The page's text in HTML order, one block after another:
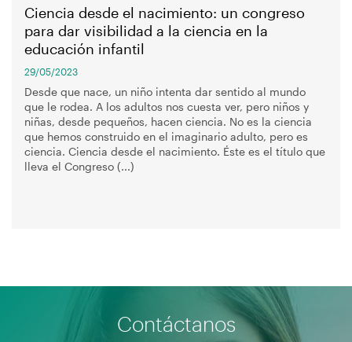
Ciencia desde el nacimiento: un congreso
para dar visibilidad a la ciencia en la
educación infantil
29/05/2023
Desde que nace, un niño intenta dar sentido al mundo
que le rodea. A los adultos nos cuesta ver, pero niños y
niñas, desde pequeños, hacen ciencia. No es la ciencia
que hemos construido en el imaginario adulto, pero es
ciencia. Ciencia desde el nacimiento. Éste es el título que
lleva el Congreso (...)
Contáctanos